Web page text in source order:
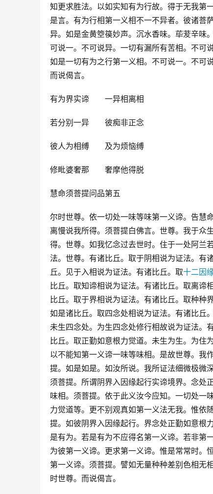
知更求胜法。以如实知有为行故。得于无我第
是言。有为行相第一义相不一不异者。彼诸菩
异。如是金黄箜篌妙声。沉水香味。荜茇辛味
可说一。不可说异。一切有漏所有苦相。不可
如是一切有为之行第一义相。不可说一。不可
而说偈言。
有为界实谛　　一异相离相
若分别一异　　彼痴非正念
彼人为相缚　　及为烦恼缚
修毗婆奢那　　奢摩他得脱
慧命须菩提问品第五
尔时世尊。依一切处一味等味第一义谛。告慧
离慢说我所得。须菩提白佛言。世尊。我于众
得。世尊。如我忆念过去世时。住于一处阿兰
法。世尊。有诸比丘。取于阴相说为证法。有
丘。见于入相说为证法。有诸比丘。取十二因
比丘。取知谛相说为证法。有诸比丘。取离
比丘。取于界相说为证法。有诸比丘。取种种
如是诸比丘。取四念处相说为证法。有诸比丘
未生四念处。为生四念处修行相故说为证法。
比丘。取正勤如意根力觉道。未生为生。为住
以不能知第一义谛一味等味相。是故世尊。我
提。如是如是。如汝所说。我所证法细微极微
须菩提。所谓阴界入因缘起行实谛境界。念处
味相。须菩提。依于此义汝今应知。一切处一
力觉道等。更不别观真如第一义法无我。惟依
提。如彼阴界入因缘起行。界念处正勤如意根
是有为。若是有为不应得名第一义谛。若非第
为彼第一义谛。更求第一义谛。惟是常常时。
第一义谛。须菩提。譬如无量种种差别色相无
时世尊。而说偈言。